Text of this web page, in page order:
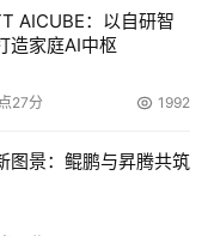
AICUBE：以自研智
造家庭AI中枢
27分 1992
图景：鲲鹏与昇腾共筑